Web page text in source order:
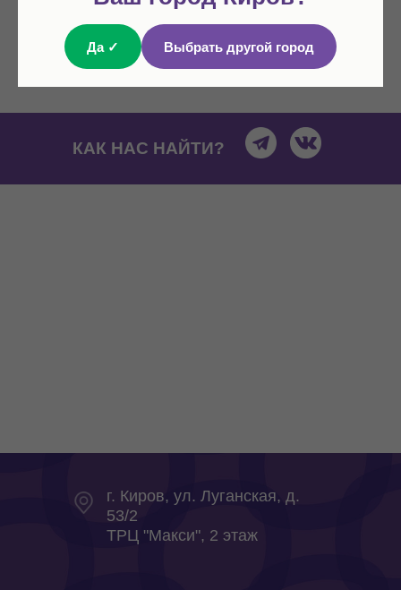
Да ✓ Выбрать другой город
ЛЕГКИЙ СТАРТ PDF
КАК НАС НАЙТИ?
г. Киров, ул. Луганская, д.
53/2
ТРЦ "Макси", 2 этаж